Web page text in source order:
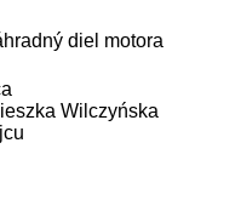
diel motora
Wilczyńska